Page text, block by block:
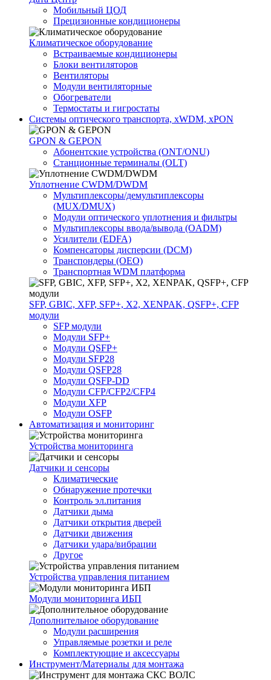
Мобильный ЦОД
Прецизионные кондиционеры
Климатичeское оборудование
Встраиваемые кондиционеры
Блоки вентиляторов
Вентиляторы
Модули вентиляторные
Обогреватели
Термостаты и гигростаты
Системы оптического транспорта, xWDM, xPON
GPON & GEPON
Абонентские устройства (ONT/ONU)
Станционные терминалы (OLT)
Уплотнение CWDM/DWDM
Мультиплексоры/демультиплексоры
(MUX/DMUX)
Модули оптического уплотнения и фильтры
Мультиплексоры ввода/вывода (OADM)
Усилители (EDFA)
Компенсаторы дисперсии (DCM)
Транспондеры (OEO)
Транспортная WDM платформа
SFP, GBIC, XFP, SFP+, X2, XENPAK, QSFP+, CFP
модули
SFP модули
Модули SFP+
Модули QSFP+
Модули SFP28
Модули QSFP28
Модули QSFP-DD
Модули CFP/CFP2/CFP4
Модули XFP
Модули OSFP
Автоматизация и мониторинг
Устройства мониторинга
Датчики и сенсоры
Климатические
Обнаружение протечки
Контроль эл.питания
Датчики дыма
Датчики открытия дверей
Датчики движения
Датчики удара/вибрации
Другое
Устройства управления питанием
Модули мониторинга ИБП
Дополнительное оборудование
Модули расширения
Управляемые розетки и реле
Комплектующие и аксессуары
Инструмент/Материалы для монтажа